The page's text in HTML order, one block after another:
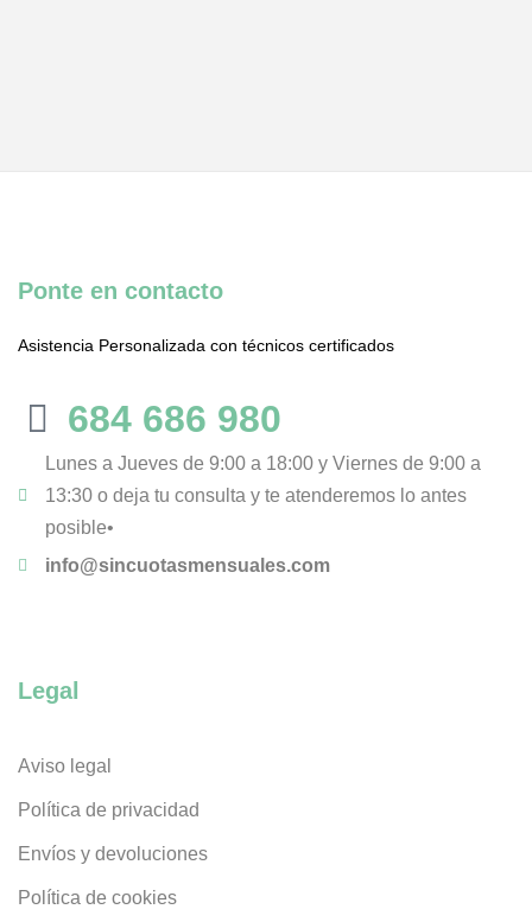
Ponte en contacto
Asistencia Personalizada con técnicos certificados
684 686 980
Lunes a Jueves de 9:00 a 18:00 y Viernes de 9:00 a
13:30 o deja tu consulta y te atenderemos lo antes
posible•
info@sincuotasmensuales.com
Legal
Aviso legal
Política de privacidad
Envíos y devoluciones
Política de cookies